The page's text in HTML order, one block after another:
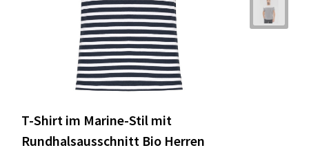
T-Shirt im Marine-Stil mit
Rundhalsausschnitt Bio Herren